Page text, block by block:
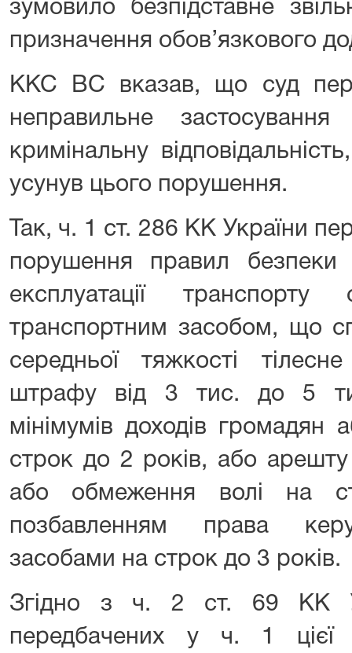
зумовило безпідставне
призначення обов’язкового
ККС ВС вказав, що суд
неправильне
кримінальну
усунув цього порушення.
Так, ч. 1 ст. 286 КК України
порушення правил
експлуатації
транспортним засобом, що
середньої тяжкості
штрафу від 3 тис. до 5
мінімумів доходів громадян
строк до 2 років, або
або обмеження волі на
позбавленням права
засобами на строк до 3 років.
Згідно з ч. 2 ст. 69 КК
передбачених у ч. 1